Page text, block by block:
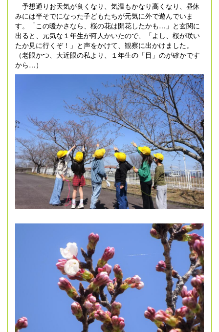
予想通りお天気が良くなり、気温もかなり高くなり、昼休
みには半そでになった子どもたちが元気に外で遊んでいま
す。「この暖かさなら、桜の花は開花したかも…」と玄関に
出ると、元気な１年生が何人かいたので、「よし、桜が咲い
たか見に行くぞ！」と声をかけて、観察に出かけました。
（老眼かつ、大近眼の私より、１年生の「目」のが確かです
から…）